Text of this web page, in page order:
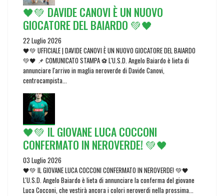
🖤💚 DAVIDE CANOVI È UN NUOVO
GIOCATORE DEL BAIARDO 💚🖤
22 Luglio 2026
🖤💚 UFFICIALE | DAVIDE CANOVI È UN NUOVO GIOCATORE DEL BAIARDO
💚🖤 📌 COMUNICATO STAMPA ⚽ L'U.S.D. Angelo Baiardo è lieta di
annunciare l'arrivo in maglia neroverde di Davide Canovi,
centrocampista...
🖤💚 IL GIOVANE LUCA COCCONI
CONFERMATO IN NEROVERDE! 💚🖤
03 Luglio 2026
🖤💚 IL GIOVANE LUCA COCCONI CONFERMATO IN NEROVERDE! 💚🖤
L'U.S.D. Angelo Baiardo è lieta di annunciare la conferma del giovane
Luca Cocconi, che vestirà ancora i colori neroverdi nella prossima...